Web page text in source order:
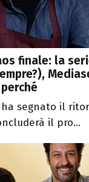
finale: la
ha segnato il
il pro...